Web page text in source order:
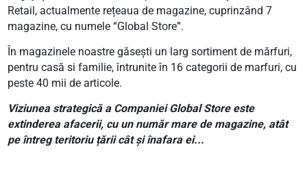
Retail, actualmente rețeaua de magazine, cuprinzând 7
magazine, cu numele “Global Store”.
În magazinele noastre găsești un larg sortiment de mărfuri,
pentru casă si familie, întrunite în 16 categorii de marfuri, cu
peste 40 mii de articole.
Viziunea strategică a Companiei Global Store este
extinderea afacerii, cu un număr mare de magazine, atât
pe întreg teritoriu țării câtși înafara ei...